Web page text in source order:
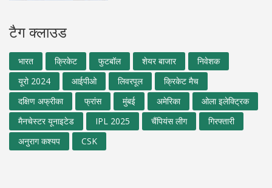
टैग क्लाउड
भारत क्रिकेट फुटबॉल शेयर बाजार
निवेशक
यूरो 2024
आईपीओ लिवरपूल
क्रिकेट मैच
दक्षिण अफ्रीका
फ्रांस मुंबई अमेरिका
ओला इलेक्ट्रिक
मैनचेस्टर यूनाइटेड
IPL 2025 चैंपियंस लीग
गिरफ्तारी
अनुराग कश्यप
CSK